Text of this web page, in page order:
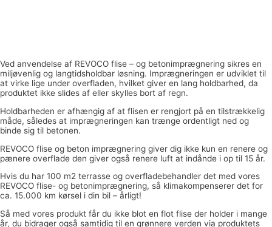
Ved anvendelse af REVOCO flise – og betonimprægnering sikres en
miljøvenlig og langtidsholdbar løsning. Imprægneringen er udviklet til
at virke lige under overfladen, hvilket giver en lang holdbarhed, da
produktet ikke slides af eller skylles bort af regn.
Holdbarheden er afhængig af at flisen er rengjort på en tilstrækkelig
måde, således at imprægneringen kan trænge ordentligt ned og
binde sig til betonen.
REVOCO flise og beton imprægnering giver dig ikke kun en renere og
pænere overflade den giver også renere luft at indånde i op til 15 år.
Hvis du har 100 m2 terrasse og overfladebehandler det med vores
REVOCO flise- og betonimprægnering, så klimakompenserer det for
ca. 15.000 km kørsel i din bil – årligt!
Så med vores produkt får du ikke blot en flot flise der holder i mange
år, du bidrager også samtidig til en grønnere verden via produktets